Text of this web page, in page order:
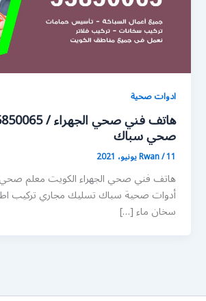
ادوات صحية
صحي سباك
Rwan/11 يونيو، 2021
هاتف فني صحي الجهراء الكويت معلم
أدوات صحية سباك تسليك مجاري تركيب
سخان ماء […]